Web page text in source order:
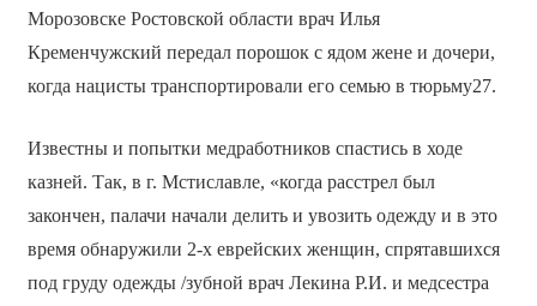
Морозовске Ростовской области врач Илья
Кременчужский передал порошок с ядом жене и дочери,
когда нацисты транспортировали его семью в тюрьму27.
Известны и попытки медработников спастись в ходе
казней. Так, в г. Мстиславле, «когда расстрел был
закончен, палачи начали делить и увозить одежду и в это
время обнаружили 2-х еврейских женщин, спрятавшихся
под груду одежды /зубной врач Лекина Р.И. и медсестра